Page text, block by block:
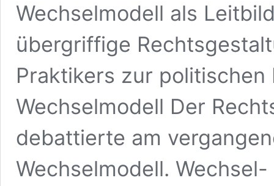
Wechselmodell als
übergriffige
Praktikers zur
Wechselmodell Der
debattierte am
Wechselmodell.